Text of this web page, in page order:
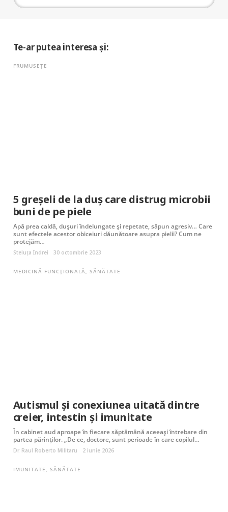
Te-ar putea interesa și:
FRUMUSEȚE
5 greșeli de la duș care distrug microbii
buni de pe piele
Apă prea caldă, dușuri îndelungate și repetate, săpun agresiv… Care
sunt efectele acestor obiceiuri dăunătoare asupra pielii? Cum ne
protejăm…
Steluța Indrei 30 octombrie 2023
MEDICINĂ FUNCȚIONALĂ, SĂNĂTATE
Autismul și conexiunea uitată dintre
creier, intestin și imunitate
În cabinet aud aproape în fiecare săptămână aceeași întrebare din
partea părinților. „De ce, doctore, sunt perioade în care copilul…
Dr. Raul Roberto Militaru 2 iunie 2026
IMUNITATE, SĂNĂTATE